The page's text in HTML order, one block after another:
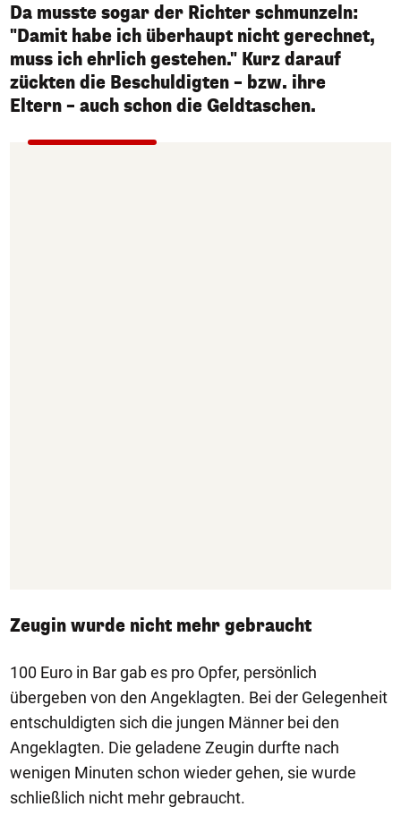
Da musste sogar der Richter schmunzeln:
"Damit habe ich überhaupt nicht gerechnet,
muss ich ehrlich gestehen." Kurz darauf
zückten die Beschuldigten – bzw. ihre
Eltern – auch schon die Geldtaschen.
Zeugin wurde nicht mehr gebraucht
100 Euro in Bar gab es pro Opfer, persönlich
übergeben von den Angeklagten. Bei der Gelegenheit
entschuldigten sich die jungen Männer bei den
Angeklagten. Die geladene Zeugin durfte nach
wenigen Minuten schon wieder gehen, sie wurde
schließlich nicht mehr gebraucht.